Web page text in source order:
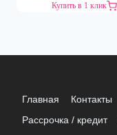
Купить в 1 клик
Главная Контакты
Рассрочка / кредит